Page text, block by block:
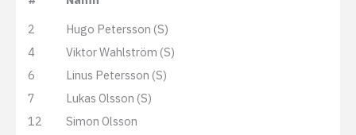
2
Hugo Petersson (S)
4
Viktor Wahlström (S)
6
Linus Petersson (S)
7
Lukas Olsson (S)
12
Simon Olsson